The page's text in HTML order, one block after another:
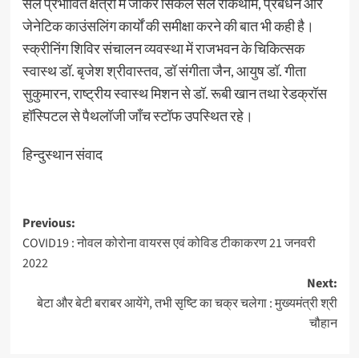
जेनेटिक काउंसलिंग कार्यों की समीक्षा करने की बात भी कही है।
स्क्रीनिंग शिविर संचालन व्यवस्था में राजभवन के चिकित्सक
स्वास्थ डॉ. बृजेश श्रीवास्तव, डॉ संगीता जैन, आयुष डॉ. गीता
सुकुमारन, राष्ट्रीय स्वास्थ मिशन से डॉ. रूबी खान तथा रेडक्रॉस
हॉस्पिटल से पैथलॉजी जाँच स्टॉफ उपस्थित रहे।
हिन्दुस्थान संवाद
Post
navigation
Previous:
COVID19 : नोवल कोरोना वायरस एवं कोविड टीकाकरण 21 जनवरी
2022
Next:
बेटा और बेटी बराबर आयेंगे, तभी सृष्टि का चक्र चलेगा : मुख्यमंत्री श्री
चौहान